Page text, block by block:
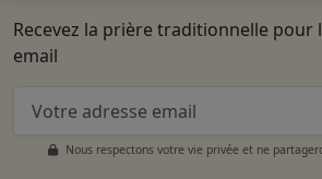
Recevez la prière traditionnelle pour
email
Nous respectons votre vie privée et ne